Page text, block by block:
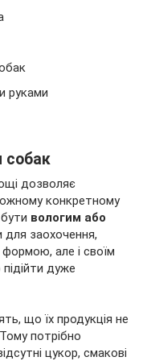
руками
собак
дозволяє
конкретному
вологим або
для заохочення,
формою, але і своїм
дуже
що їх продукція не
потрібно
цукор, смакові